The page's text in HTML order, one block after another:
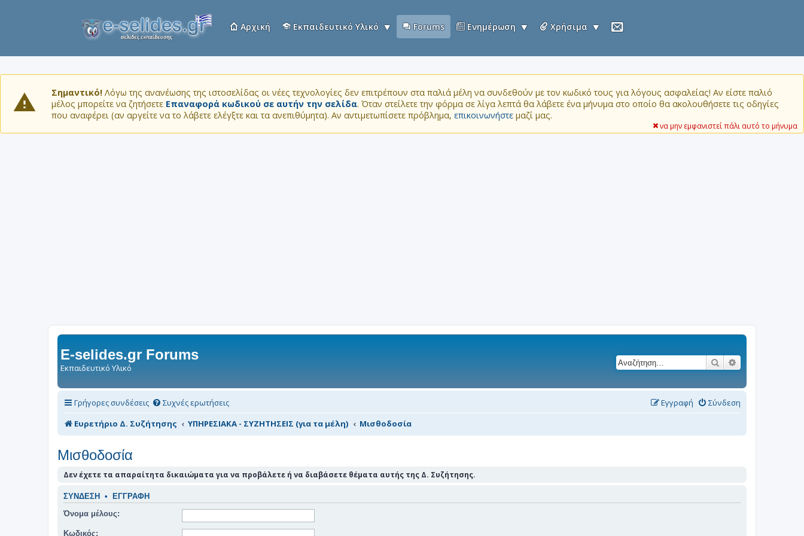
Αρχική Εκπαιδευτικό Υλικό Forums Ενημέρωση Χρήσιμα
Σημαντικό! Λόγω της ανανέωσης της ιστοσελίδας οι νέες τεχνολογίες δεν επιτρέπουν στα παλιά μέλη να συνδεθούν με τον κωδικό τους για λόγους ασφαλείας! Αν είστε παλιό
μέλος μπορείτε να ζητήσετε Επαναφορά κωδικού σε αυτήν την σελίδα. Όταν στείλετε την φόρμα σε λίγα λεπτά θα λάβετε ένα μήνυμα στο οποίο θα ακολουθήσετε τις οδηγίες
που αναφέρει (αν αργείτε να το λάβετε ελέγξτε και τα ανεπιθύμητα). Αν αντιμετωπίσετε πρόβλημα, επικοινωνήστε μαζί μας.
να μην εμφανιστεί πάλι αυτό το μήνυμα
E-selides.gr Forums
Εκπαιδευτικό Υλικό
Αναζήτηση
Γρήγορες συνδέσεις Συχνές ερωτήσεις Σύνδεση
Εγγραφή
Ευρετήριο Δ. Συζήτησης
ΥΠΗΡΕΣΙΑΚΑ - ΣΥΖΗΤΗΣΕΙΣ (για τα μέλη) Μισθοδοσία
Μισθοδοσία
Δεν έχετε τα απαραίτητα δικαιώματα για να προβάλετε ή να διαβάσετε θέματα αυτής της Δ. Συζήτησης.
ΣΎΝΔΕΣΗ • ΕΓΓΡΑΦΉ
Όνομα μέλους:
Κωδικός: